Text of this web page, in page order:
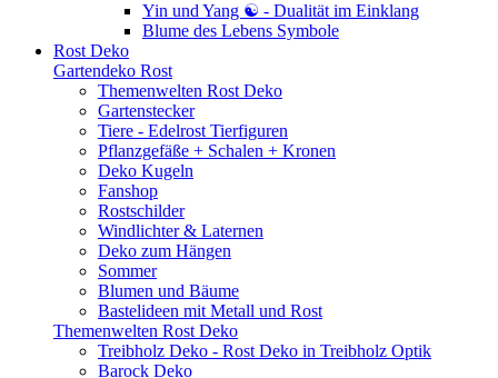
Yin und Yang ☯ - Dualität im Einklang
Blume des Lebens Symbole
Rost Deko
Gartendeko Rost
Themenwelten Rost Deko
Gartenstecker
Tiere - Edelrost Tierfiguren
Pflanzgefäße + Schalen + Kronen
Deko Kugeln
Fanshop
Rostschilder
Windlichter & Laternen
Deko zum Hängen
Sommer
Blumen und Bäume
Bastelideen mit Metall und Rost
Themenwelten Rost Deko
Treibholz Deko - Rost Deko in Treibholz Optik
Barock Deko